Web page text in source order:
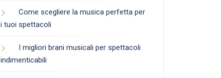
Come scegliere la musica perfetta per
i tuoi spettacoli
I migliori brani musicali per spettacoli
indimenticabili